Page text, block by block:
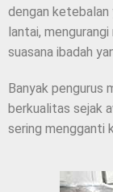
dengan
lantai,
suasana ibadah
Banyak pengurus
berkualitas sejak
sering mengganti